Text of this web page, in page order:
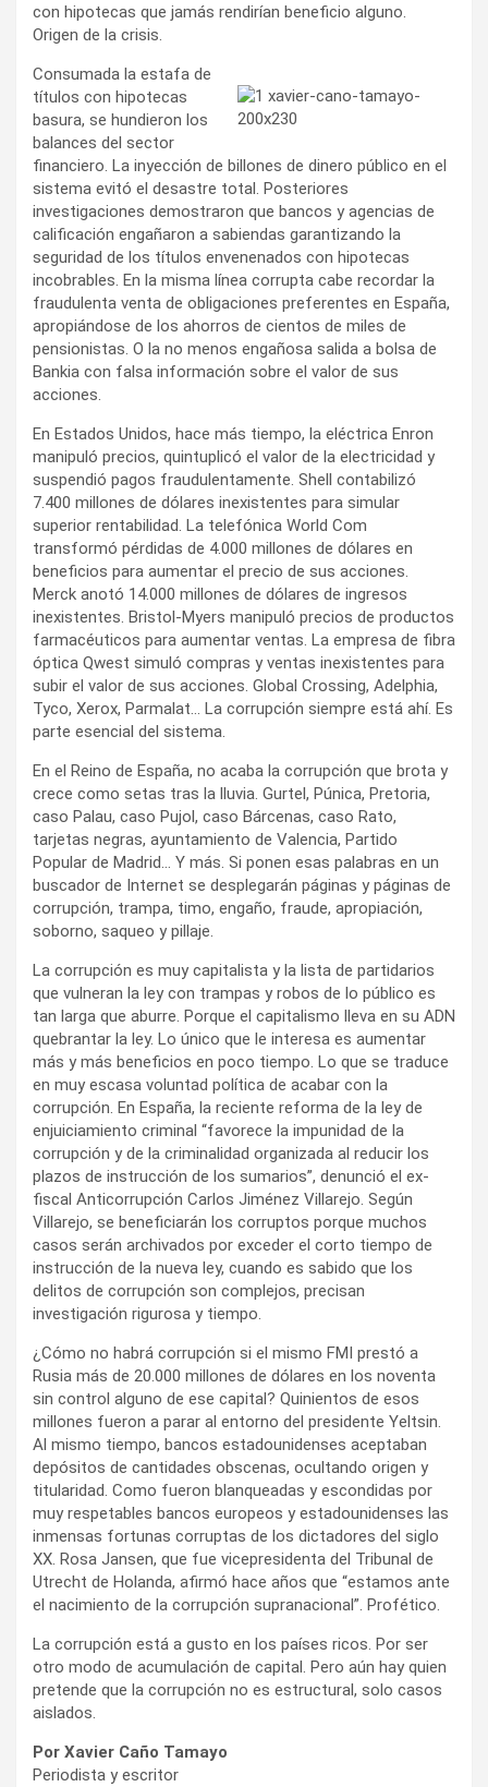
con hipotecas que jamás rendirían beneficio alguno.
Origen de la crisis.
Consumada la estafa de
títulos con hipotecas
basura, se hundieron los
balances del sector
financiero. La inyección de billones de dinero público en el
sistema evitó el desastre total. Posteriores
investigaciones demostraron que bancos y agencias de
calificación engañaron a sabiendas garantizando la
seguridad de los títulos envenenados con hipotecas
incobrables. En la misma línea corrupta cabe recordar la
fraudulenta venta de obligaciones preferentes en España,
apropiándose de los ahorros de cientos de miles de
pensionistas. O la no menos engañosa salida a bolsa de
Bankia con falsa información sobre el valor de sus
acciones.
En Estados Unidos, hace más tiempo, la eléctrica Enron
manipuló precios, quintuplicó el valor de la electricidad y
suspendió pagos fraudulentamente. Shell contabilizó
7.400 millones de dólares inexistentes para simular
superior rentabilidad. La telefónica World Com
transformó pérdidas de 4.000 millones de dólares en
beneficios para aumentar el precio de sus acciones.
Merck anotó 14.000 millones de dólares de ingresos
inexistentes. Bristol-Myers manipuló precios de productos
farmacéuticos para aumentar ventas. La empresa de fibra
óptica Qwest simuló compras y ventas inexistentes para
subir el valor de sus acciones. Global Crossing, Adelphia,
Tyco, Xerox, Parmalat… La corrupción siempre está ahí. Es
parte esencial del sistema.
En el Reino de España, no acaba la corrupción que brota y
crece como setas tras la lluvia. Gurtel, Púnica, Pretoria,
caso Palau, caso Pujol, caso Bárcenas, caso Rato,
tarjetas negras, ayuntamiento de Valencia, Partido
Popular de Madrid… Y más. Si ponen esas palabras en un
buscador de Internet se desplegarán páginas y páginas de
corrupción, trampa, timo, engaño, fraude, apropiación,
soborno, saqueo y pillaje.
La corrupción es muy capitalista y la lista de partidarios
que vulneran la ley con trampas y robos de lo público es
tan larga que aburre. Porque el capitalismo lleva en su ADN
quebrantar la ley. Lo único que le interesa es aumentar
más y más beneficios en poco tiempo. Lo que se traduce
en muy escasa voluntad política de acabar con la
corrupción. En España, la reciente reforma de la ley de
enjuiciamiento criminal “favorece la impunidad de la
corrupción y de la criminalidad organizada al reducir los
plazos de instrucción de los sumarios”, denunció el ex-
fiscal Anticorrupción Carlos Jiménez Villarejo. Según
Villarejo, se beneficiarán los corruptos porque muchos
casos serán archivados por exceder el corto tiempo de
instrucción de la nueva ley, cuando es sabido que los
delitos de corrupción son complejos, precisan
investigación rigurosa y tiempo.
¿Cómo no habrá corrupción si el mismo FMI prestó a
Rusia más de 20.000 millones de dólares en los noventa
sin control alguno de ese capital? Quinientos de esos
millones fueron a parar al entorno del presidente Yeltsin.
Al mismo tiempo, bancos estadounidenses aceptaban
depósitos de cantidades obscenas, ocultando origen y
titularidad. Como fueron blanqueadas y escondidas por
muy respetables bancos europeos y estadounidenses las
inmensas fortunas corruptas de los dictadores del siglo
XX. Rosa Jansen, que fue vicepresidenta del Tribunal de
Utrecht de Holanda, afirmó hace años que “estamos ante
el nacimiento de la corrupción supranacional”. Profético.
La corrupción está a gusto en los países ricos. Por ser
otro modo de acumulación de capital. Pero aún hay quien
pretende que la corrupción no es estructural, solo casos
aislados.
Por Xavier Caño Tamayo
Periodista y escritor